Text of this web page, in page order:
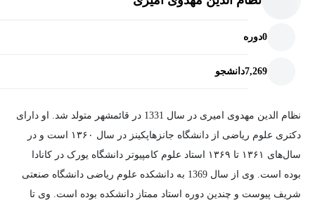
0دوره
7,269دانشجو
نظام الدین مهدوی امیری در سال 1331 در قائمشهر متولد شد. او دارای
دکتری علوم ریاضی از دانشگاه جانزهاپکینز در سال ۱۳۶۰ است و در
سال‌های ۱۳۶۱ تا ۱۳۶۹ استاد علوم کامپیوتر دانشگاه یورک در کانادا
بوده است. وی از سال 1369 به دانشکده علوم ریاضی دانشگاه صنعتی
شریف پیوست و چندین دوره استاد ممتاز دانشکده بوده است. وی تا